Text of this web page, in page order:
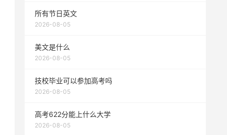
所有节日英文
2026-08-05
美文是什么
2026-08-05
技校毕业可以参加高考吗
2026-08-05
高考622分能上什么大学
2026-08-05